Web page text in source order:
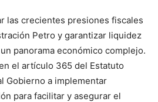
las crecientes presiones fiscales
Petro y garantizar liquidez
panorama económico complejo.
el artículo 365 del Estatuto
Gobierno a implementar
para facilitar y asegurar el